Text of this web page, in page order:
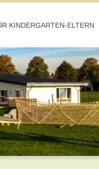
KINDERGARTEN-ELTERN